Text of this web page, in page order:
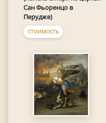
Сан Фьоренцо в
Перудже)
СТОИМОСТЬ